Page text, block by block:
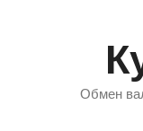
Обмен